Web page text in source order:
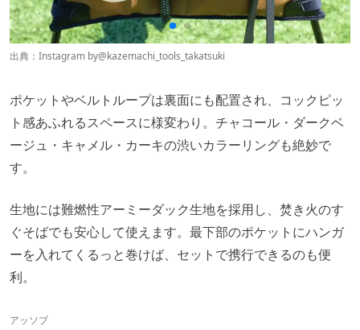
出典：Instagram by@kazemachi_tools_takatsuki
ポケットやベルトループは裏面にも配置され、コックピッ
ト感あふれるスペースに様変わり。チャコール・ダークベ
ージュ・キャメル・カーキの渋いカラーリングも絶妙で
す。
生地には難燃性アーミーダック生地を採用し、焚き火のす
ぐそばでも安心して使えます。最下部のポケットにハンガ
ーを入れてくるっと巻けば、セットで携行できるのも便
利。
アッソブ